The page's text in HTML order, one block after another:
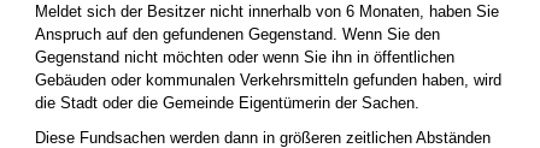
Meldet sich der Besitzer nicht innerhalb von 6 Monaten, haben Sie
Anspruch auf den gefundenen Gegenstand. Wenn Sie den
Gegenstand nicht möchten oder wenn Sie ihn in öffentlichen
Gebäuden oder kommunalen Verkehrsmitteln gefunden haben, wird
die Stadt oder die Gemeinde Eigentümerin der Sachen.
Diese Fundsachen werden dann in größeren zeitlichen Abständen